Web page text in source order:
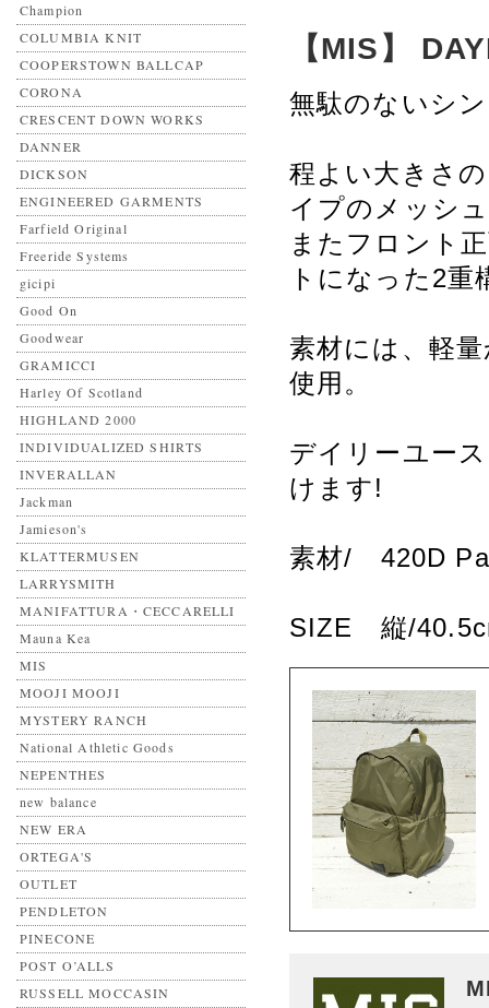
Champion
COLUMBIA KNIT
COOPERSTOWN BALLCAP
CORONA
CRESCENT DOWN WORKS
DANNER
DICKSON
ENGINEERED GARMENTS
Farfield Original
Freeride Systems
gicipi
Good On
Goodwear
GRAMICCI
Harley Of Scotland
HIGHLAND 2000
INDIVIDUALIZED SHIRTS
INVERALLAN
Jackman
Jamieson's
KLATTERMUSEN
LARRYSMITH
MANIFATTURA・CECCARELLI
Mauna Kea
MIS
MOOJI MOOJI
MYSTERY RANCH
National Athletic Goods
NEPENTHES
new balance
NEW ERA
ORTEGA'S
OUTLET
PENDLETON
PINECONE
POST O’ALLS
RUSSELL MOCCASIN
【MIS】
無駄のないシ
程よい大きさ
イプのメッシ
またフロント
トになった2重
素材には、軽
使用。
デイリーユー
けます!
素材/ 420D
SIZE 縦/